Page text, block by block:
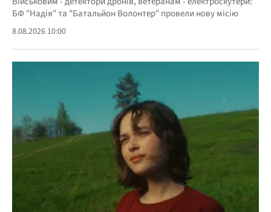
БФ "Надія" та "Батальйон Волонтер" провели нову місію
8.08.2026 10:00